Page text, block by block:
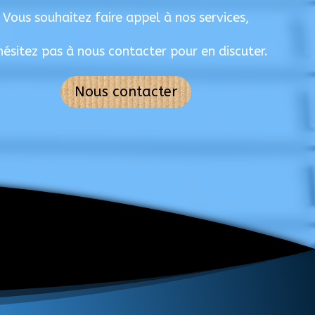
Vous souhaitez faire appel à nos services,
pas à nous contacter pour en discuter.
Nous contacter